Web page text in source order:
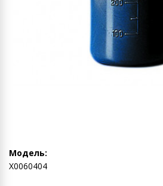
Модель:
Х0060404